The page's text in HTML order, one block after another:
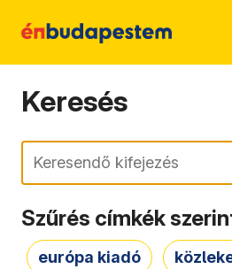
Keresés
Keresés
Szűrés címkék
európa kiadó